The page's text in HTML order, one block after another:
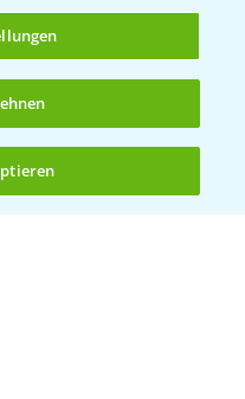
- DK
4)